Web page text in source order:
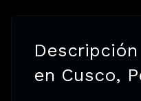
en Cusco,